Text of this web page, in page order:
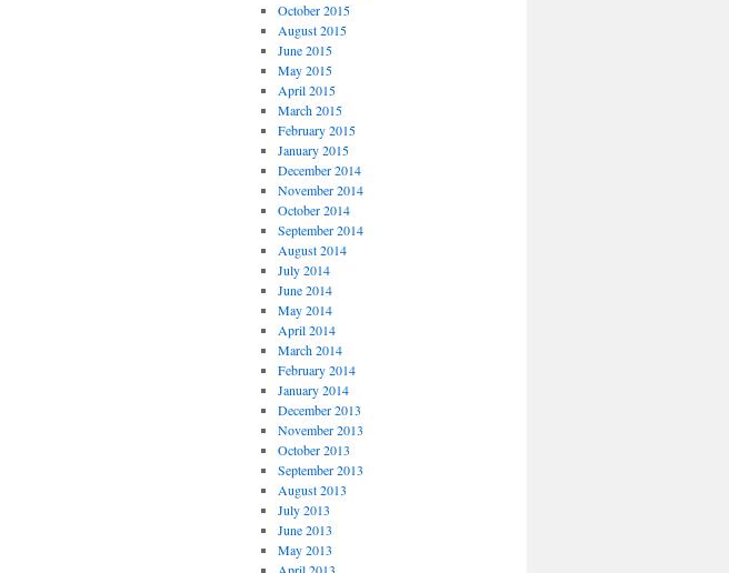
October 2015
August 2015
June 2015
May 2015
April 2015
March 2015
February 2015
January 2015
December 2014
November 2014
October 2014
September 2014
August 2014
July 2014
June 2014
May 2014
April 2014
March 2014
February 2014
January 2014
December 2013
November 2013
October 2013
September 2013
August 2013
July 2013
June 2013
May 2013